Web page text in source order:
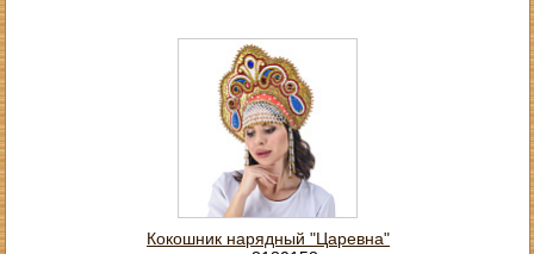
Кокошник нарядный "Царевна"